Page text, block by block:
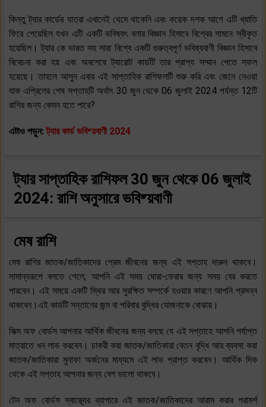
কিন্তু ট্যার কার্ডের যাত্রা এখানেই থেমে থাকেনি এবং কয়েক দশক আগে এটি খ্যাতি
ফিরে পেয়েছিল যখন এটি একটি ভবিষ্যৎ বলার বিজ্ঞান হিসাবে বিশ্বের সামনে স্বীকৃত
হয়েছিল। ট্যার কে ভারত সহ সারা বিশ্বে একটি গুরুত্বপূর্ণ ভবিষ্যবাণী বিজ্ঞান হিসাবে
বিবেচনা করা হয় এবং অবশেষে ট্যারোট কার্ডটি তার প্রাপ্য সম্মান পেতে সফল
হয়েছে। তাহলে আসুন এবার এই সাপ্তাহিক রাশিফলটি শুরু করি এবং জেনে নেওয়া
যাক এপ্রিলের শেষ সপ্তাহটি অর্থাৎ 30 জুন থেকে 06 জুলাই 2024 পর্যন্ত 12টি
রাশির জন্য কেমন হতে পারে?
এটাও পড়ুন:ট্যার কার্ড ভবিষ্য়বাণী 2024
ট্যার সাপ্তাহিক রাশিফল 30 জুন থেকে 06 জুলাই
2024: রাশি অনুসারে ভবিষ্য়বাণী
মেষ রাশি
মেষ রাশির জাতক/জাতিকাদের প্রেম জীবনের জন্য এই সপ্তাহ দারুন থাকবে।
সামান্যরূপে বলতে গেলে, আপনি এই সময় ঘোরা-ফেরার জন্য সময় বের করতে
পারবেন। এই সময়ে একটি স্থির আর সুরক্ষিত সম্পর্কে হওয়ার কারণে আপনি প্রসন্ন
থাকবেন।এই কার্ডটি সন্তানের জন্ম বা পরিবার বৃদ্ধির যোজনাকে বোঝায়।
সিক্স অফ বোর্ডস আপনার আর্থিক জীবনের জন্য বলছে যে এই সপ্তাহে আপনি পর্যাপ্ত
মাত্রাতে ধন লাভ করবেন। চাকরী করা জাতক/জাতিকারা বেতন বৃদ্ধি আর ব্যবসা করা
জাতক/জাতিকারা মুনাফা অর্জনের মাধ্যমে এই লাভ প্রাপ্ত করবেন। আর্থিক দিক
থেকে এই সপ্তাহ আপনার জন্য বেশ ভালো থাকবে।
টেন অফ বোর্ডস স্বাস্থ্যের ব্যাপারে এই জাতক/জাতিকাদের আরাম করার পরামর্শ